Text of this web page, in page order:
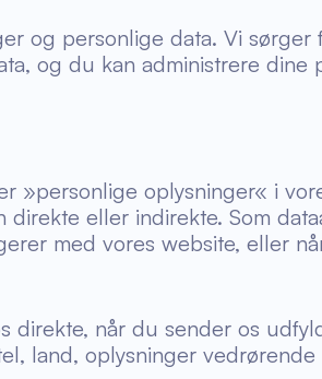
og personlige data. Vi
og du kan administrere
»personlige oplysninger« i
eller indirekte. Som
med vores website, eller
direkte, når du sender os
land, oplysninger